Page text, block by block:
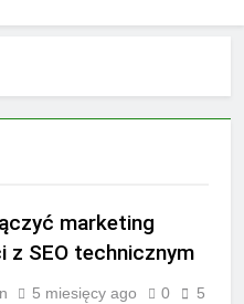
marketing
z SEO technicznym
5 miesięcy ago 0
5